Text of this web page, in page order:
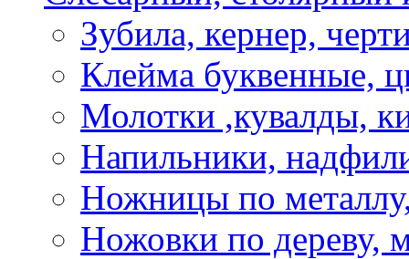
Зубила, кернер,
Клейма буквенные,
Молотки ,кувалды,
Напильники,
Ножницы по
Ножовки по дереву,